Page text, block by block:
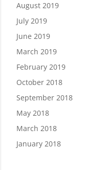
August 2019
July 2019
June 2019
March 2019
February 2019
October 2018
September 2018
May 2018
March 2018
January 2018